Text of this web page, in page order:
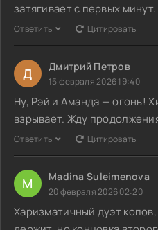
затягивает с первых
Ответить Цитировать
Д Дмитрий Петров
15 февраля 2026 19:40
Ну, Рэй и Аманда — огонь!
взрывает. Жду
Ответить Цитировать
M Madina Suleimenova
20 февраля 2026 02:20
Харизматичный дуэт